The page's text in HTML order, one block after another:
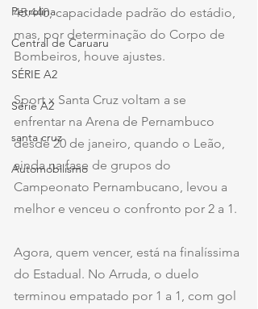
Petrolina
Central de Caruaru
SÉRIE A2
Série A2
santa cruz
Automobilismo
45.440, capacidade padrão do estádio,
mas, por determinação do Corpo de
Bombeiros, houve ajustes.
Sport x Santa Cruz voltam a se
enfrentar na Arena de Pernambuco
desde 20 de janeiro, quando o Leão,
ainda na fase de grupos do
Campeonato Pernambucano, levou a
melhor e venceu o confronto por 2 a 1.
Agora, quem vencer, está na finalíssima
do Estadual. No Arruda, o duelo
terminou empatado por 1 a 1, com gol